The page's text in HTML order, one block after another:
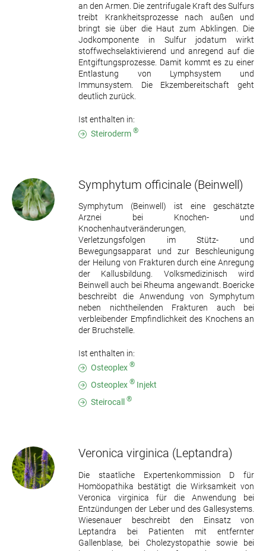
an den Armen. Die zentrifugale Kraft des Sulfurs
treibt Krankheitsprozesse nach außen und
bringt sie über die Haut zum Abklingen. Die
Jodkomponente in Sulfur jodatum wirkt
stoffwechselaktivierend und anregend auf die
Entgiftungsprozesse. Damit kommt es zu einer
Entlastung von Lymphsystem und
Immunsystem. Die Ekzembereitschaft geht
deutlich zurück.
Ist enthalten in:
Steiroderm ®
Symphytum officinale (Beinwell)
Symphytum (Beinwell) ist eine geschätzte
Arznei bei Knochen- und
Knochenhautveränderungen,
Verletzungsfolgen im Stütz- und
Bewegungsapparat und zur Beschleunigung
der Heilung von Frakturen durch eine Anregung
der Kallusbildung. Volksmedizinisch wird
Beinwell auch bei Rheuma angewandt. Boericke
beschreibt die Anwendung von Symphytum
neben nichtheilenden Frakturen auch bei
verbleibender Empfindlichkeit des Knochens an
der Bruchstelle.
Ist enthalten in:
Osteoplex ®
Osteoplex ® Injekt
Steirocall ®
Veronica virginica (Leptandra)
Die staatliche Expertenkommission D für
Homöopathika bestätigt die Wirksamkeit von
Veronica virginica für die Anwendung bei
Entzündungen der Leber und des Gallesystems.
Wiesenauer beschreibt den Einsatz von
Leptandra bei Patienten mit entfernter
Gallenblase, bei Cholezystopathie sowie bei